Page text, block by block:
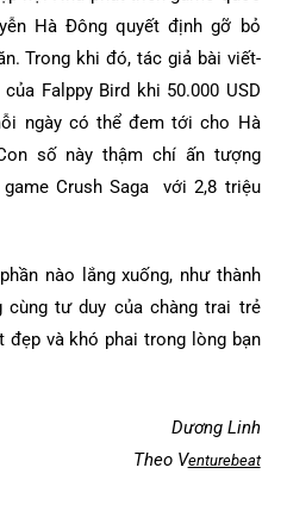
Hà Đông quyết định gỡ bỏ
Trong khi đó, tác giả bài viết-
Falppy Bird khi 50.000 USD
ngày có thể đem tới cho Hà
số này thậm chí ấn tượng
Crush Saga với 2,8 triệu
nào lắng xuống, như thành
cùng tư duy của chàng trai trẻ
và khó phai trong lòng bạn
Dương Linh
Theo Venturebeat